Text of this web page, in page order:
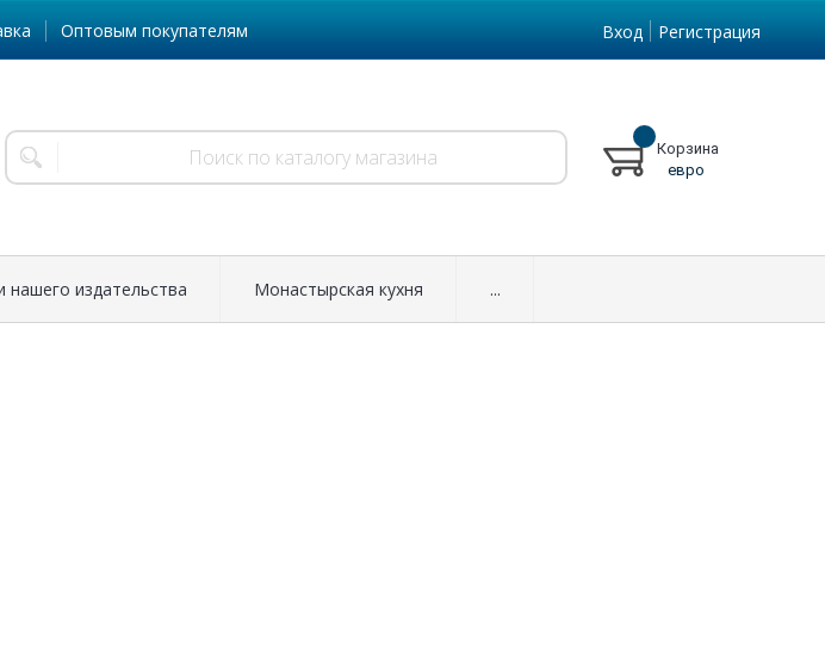
Оптовым покупателям Вход Регистрация
Корзина
евро
нашего издательства Монастырская кухня ...